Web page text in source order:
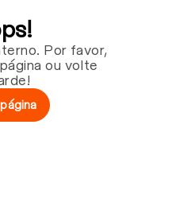
Por favor,
ou volte